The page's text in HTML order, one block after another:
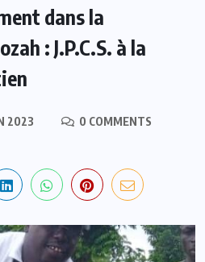
dans la
: J.P.C.S. à la
2023
0 COMMENTS